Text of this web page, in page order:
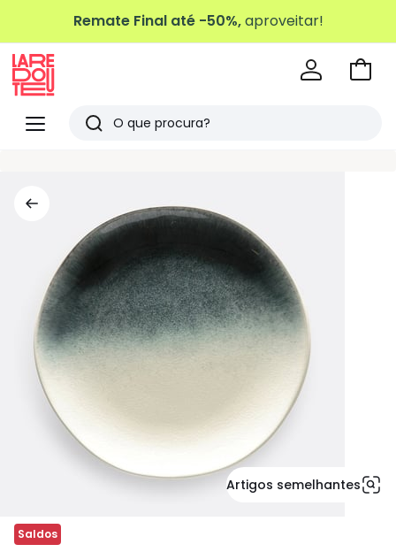
Remate Final até -50%,aproveitar!
Menu
Redoute
Pesquisar
vistos
Ir
Artigos semelhantes
Saldos